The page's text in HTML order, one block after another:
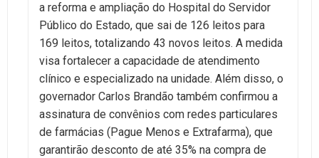
a reforma e ampliação do Hospital do Servidor
Público do Estado, que sai de 126 leitos para
169 leitos, totalizando 43 novos leitos. A medida
visa fortalecer a capacidade de atendimento
clínico e especializado na unidade. Além disso, o
governador Carlos Brandão também confirmou a
assinatura de convênios com redes particulares
de farmácias (Pague Menos e Extrafarma), que
garantirão desconto de até 35% na compra de